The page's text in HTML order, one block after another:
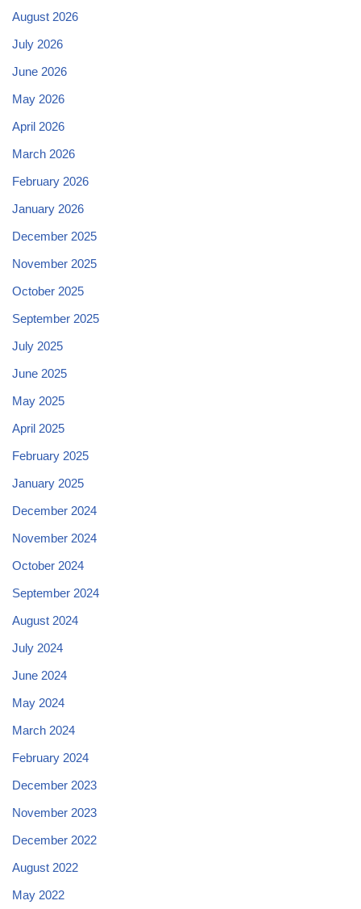
August 2026
July 2026
June 2026
May 2026
April 2026
March 2026
February 2026
January 2026
December 2025
November 2025
October 2025
September 2025
July 2025
June 2025
May 2025
April 2025
February 2025
January 2025
December 2024
November 2024
October 2024
September 2024
August 2024
July 2024
June 2024
May 2024
March 2024
February 2024
December 2023
November 2023
December 2022
August 2022
May 2022